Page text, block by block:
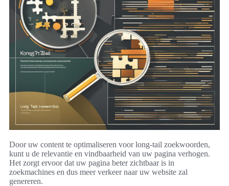
Door uw content te optimaliseren voor long-tail zoekwoorden,
kunt u de relevantie en vindbaarheid van uw pagina verhogen.
Het zorgt ervoor dat uw pagina beter zichtbaar is in
zoekmachines en dus meer verkeer naar uw website zal
genereren.